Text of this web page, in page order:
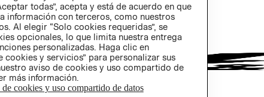
todas”, acepta y está de acuerdo en que
información con terceros, como nuestros
Al elegir “Solo cookies requeridas”, se
opcionales, lo que limita nuestra entrega
personalizadas. Haga clic en
cookies y servicios” para personalizar sus
aviso de cookies y uso compartido de
más información.
cookies y uso compartido de datos